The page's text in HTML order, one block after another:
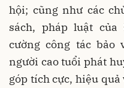
hội; cũng như các
sách, pháp luật
cường công tác bảo
người cao tuổi phát
góp tích cực, hiệu